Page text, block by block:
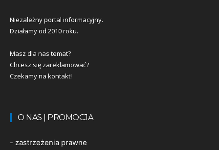
Niezależny portal informacyjny.
Działamy od 2010 roku.
Masz dla nas temat?
Chcesz się zareklamować?
Czekamy na kontakt!
O NAS | PROMOCJA
- zastrzeżenia prawne